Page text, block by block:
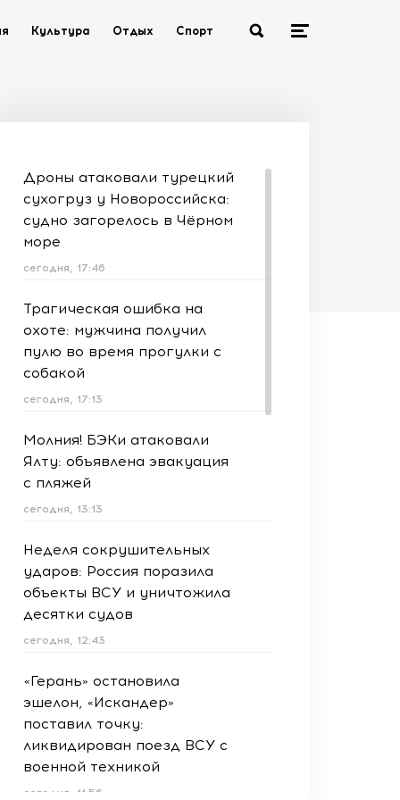
Культура Отдых Спорт
Дроны атаковали турецкий
сухогруз у Новороссийска:
судно загорелось в Чёрном
море
сегодня, 17:46
Трагическая ошибка на
охоте: мужчина получил
пулю во время прогулки с
собакой
сегодня, 17:13
Молния! БЭКи атаковали
Ялту: объявлена эвакуация
с пляжей
сегодня, 13:13
Неделя сокрушительных
ударов: Россия поразила
объекты ВСУ и уничтожила
десятки судов
сегодня, 12:43
«Герань» остановила
эшелон, «Искандер»
поставил точку:
ликвидирован поезд ВСУ с
военной техникой
сегодня, 11:56